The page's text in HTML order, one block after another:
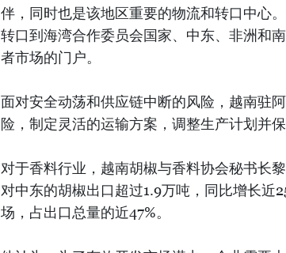
伴，同时也是该地区重要的物流和转口中心
转口到海湾合作委员会国家、中东、非洲和
者市场的门户。
面对安全动荡和供应链中断的风险，越南驻
险，制定灵活的运输方案，调整生产计划并保
对于香料行业，越南胡椒与香料协会秘书长
对中东的胡椒出口超过1.9万吨，同比增长近
场，占出口总量的近47%。